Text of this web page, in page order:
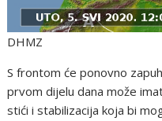
DHMZ
S frontom će ponovno
prvom dijelu dana može
stići i stabilizacija koja bi